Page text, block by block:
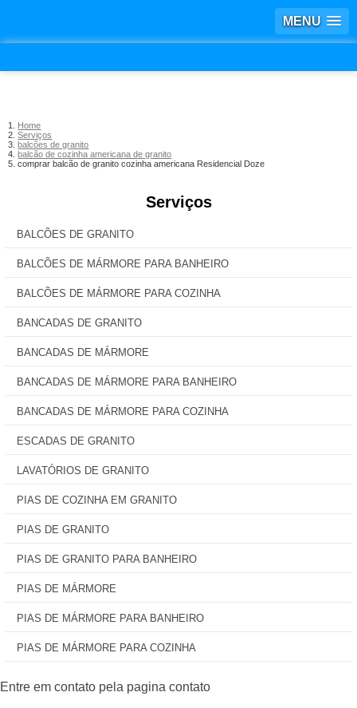
MENU
Home
Serviços
balcões de granito
balcão de cozinha americana de granito
comprar balcão de granito cozinha americana Residencial Doze
Serviços
BALCÕES DE GRANITO
BALCÕES DE MÁRMORE PARA BANHEIRO
BALCÕES DE MÁRMORE PARA COZINHA
BANCADAS DE GRANITO
BANCADAS DE MÁRMORE
BANCADAS DE MÁRMORE PARA BANHEIRO
BANCADAS DE MÁRMORE PARA COZINHA
ESCADAS DE GRANITO
LAVATÓRIOS DE GRANITO
PIAS DE COZINHA EM GRANITO
PIAS DE GRANITO
PIAS DE GRANITO PARA BANHEIRO
PIAS DE MÁRMORE
PIAS DE MÁRMORE PARA BANHEIRO
PIAS DE MÁRMORE PARA COZINHA